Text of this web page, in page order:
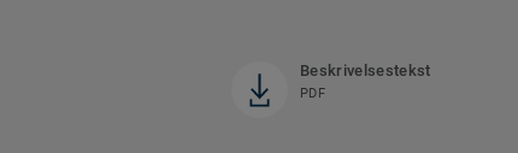
Beskrivelsestekst
PDF